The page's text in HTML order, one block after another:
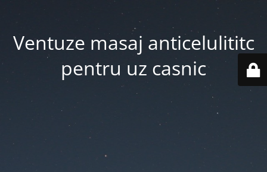
Ventuze masaj anticelulititc
pentru uz casnic